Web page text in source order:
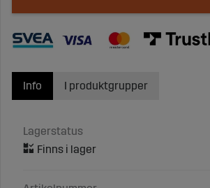
Info
Lagerstatus
I produktgrupper